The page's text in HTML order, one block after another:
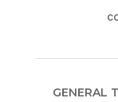
GENERAL